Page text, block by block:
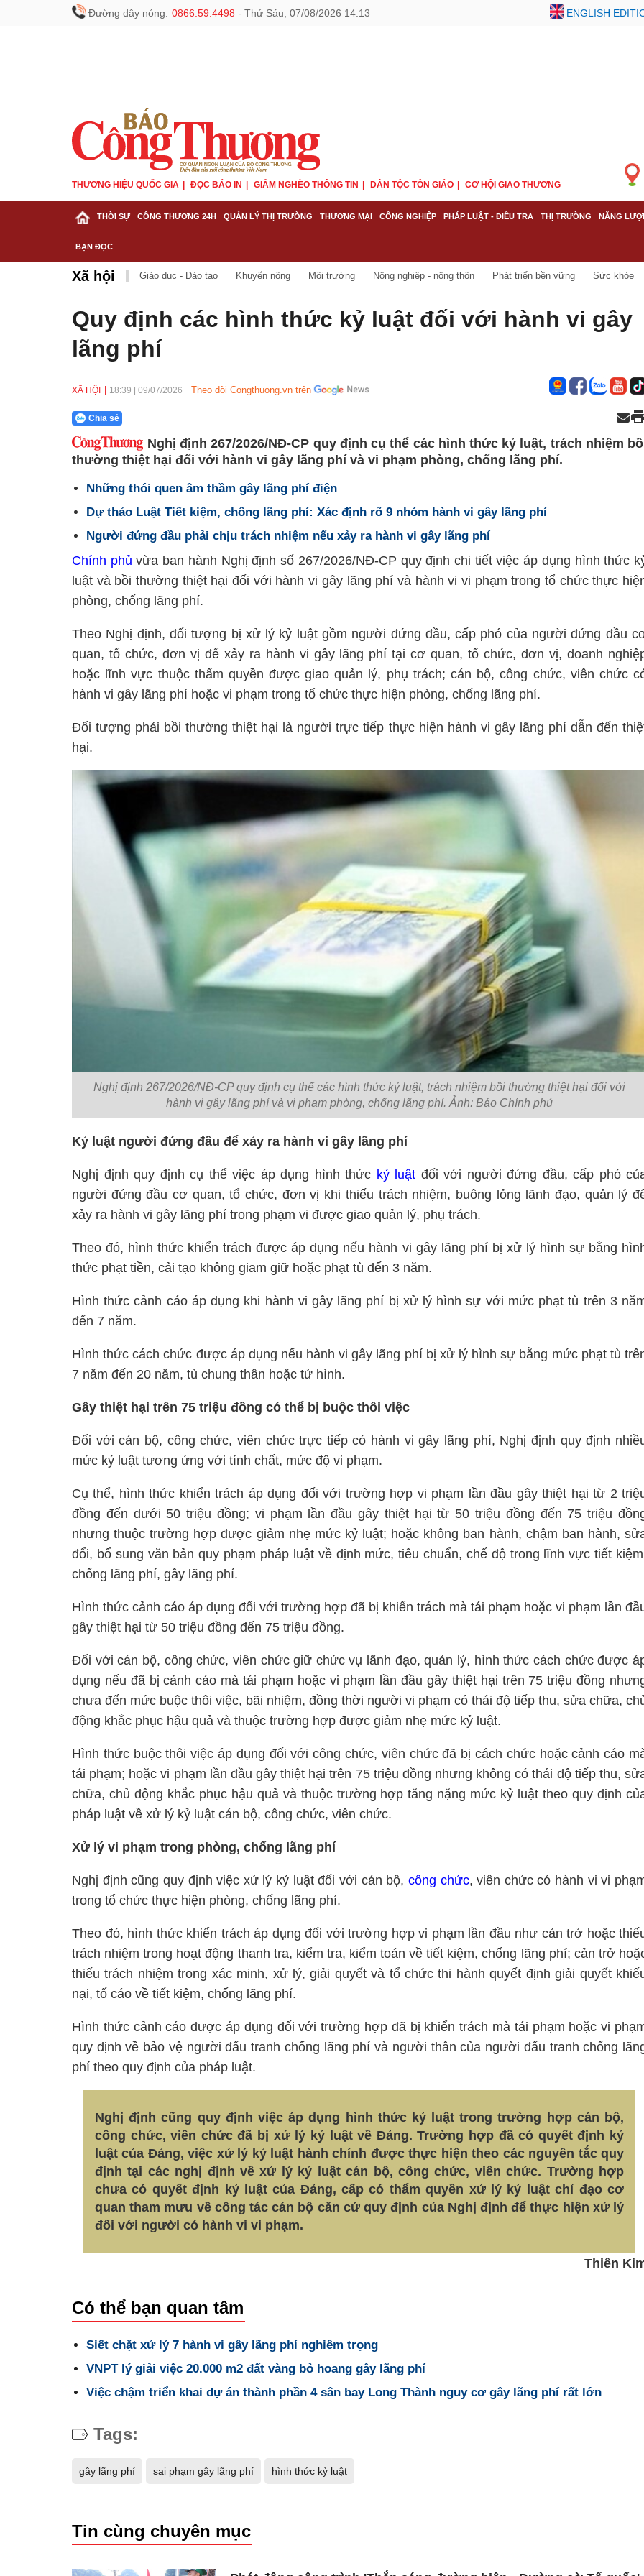
Đường dây nóng: 0866.59.4498 - Thứ Sáu, 07/08/2026 14:13 ENGLISH
THƯƠNG HIỆU QUỐC GIA ĐỌC BÁO IN GIẢM NGHÈO THÔNG TIN DÂN TỘC TÔN GIÁO CƠ HỘI GIAO THƯƠNG
THỜI SỰ CÔNG THƯƠNG 24H QUẢN LÝ THỊ TRƯỜNG THƯƠNG MẠI CÔNG NGHIỆP PHÁP LUẬT - ĐIỀU TRA THỊ TRƯỜNG NĂNG
BẠN ĐỌC
Xã hội Giáo dục - Đào tạo Khuyến nông Môi trường Nông nghiệp - nông thôn Phát triển bền vững Sức khỏe
Quy định các hình thức kỷ luật đối với hành vi gây
lãng phí
XÃ HỘI 18:39 09/07/2026 Theo dõi Congthuong.vn trên
Chia sẻ
Nghị định 267/2026/NĐ-CP quy định cụ thể các hình thức kỷ luật, trách nhiệm
thường thiệt hại đối với hành vi gây lãng phí và vi phạm phòng, chống lãng phí.
Những thói quen âm thầm gây lãng phí điện
Dự thảo Luật Tiết kiệm, chống lãng phí: Xác định rõ 9 nhóm hành vi gây lãng phí
Người đứng đầu phải chịu trách nhiệm nếu xảy ra hành vi gây lãng phí
Chính phủ vừa ban hành Nghị định số 267/2026/NĐ-CP quy định chi tiết việc áp dụng hình thức
luật và bồi thường thiệt hại đối với hành vi gây lãng phí và hành vi vi phạm trong tổ chức thực
phòng, chống lãng phí.
Theo Nghị định, đối tượng bị xử lý kỷ luật gồm người đứng đầu, cấp phó của người đứng đầu
quan, tổ chức, đơn vị để xảy ra hành vi gây lãng phí tại cơ quan, tổ chức, đơn vị, doanh
hoặc lĩnh vực thuộc thẩm quyền được giao quản lý, phụ trách; cán bộ, công chức, viên chức
hành vi gây lãng phí hoặc vi phạm trong tổ chức thực hiện phòng, chống lãng phí.
Đối tượng phải bồi thường thiệt hại là người trực tiếp thực hiện hành vi gây lãng phí dẫn đến
hại.
Nghị định 267/2026/NĐ-CP quy định cụ thể các hình thức kỷ luật, trách nhiệm bồi thường thiệt hại đối với
hành vi gây lãng phí và vi phạm phòng, chống lãng phí. Ảnh: Báo Chính phủ
Kỷ luật người đứng đầu để xảy ra hành vi gây lãng phí
Nghị định quy định cụ thể việc áp dụng hình thức kỷ luật đối với người đứng đầu, cấp phó
người đứng đầu cơ quan, tổ chức, đơn vị khi thiếu trách nhiệm, buông lỏng lãnh đạo, quản lý
xảy ra hành vi gây lãng phí trong phạm vi được giao quản lý, phụ trách.
Theo đó, hình thức khiển trách được áp dụng nếu hành vi gây lãng phí bị xử lý hình sự bằng
thức phạt tiền, cải tạo không giam giữ hoặc phạt tù đến 3 năm.
Hình thức cảnh cáo áp dụng khi hành vi gây lãng phí bị xử lý hình sự với mức phạt tù trên 3
đến 7 năm.
Hình thức cách chức được áp dụng nếu hành vi gây lãng phí bị xử lý hình sự bằng mức phạt tù
7 năm đến 20 năm, tù chung thân hoặc tử hình.
Gây thiệt hại trên 75 triệu đồng có thể bị buộc thôi việc
Đối với cán bộ, công chức, viên chức trực tiếp có hành vi gây lãng phí, Nghị định quy định
mức kỷ luật tương ứng với tính chất, mức độ vi phạm.
Cụ thể, hình thức khiển trách áp dụng đối với trường hợp vi phạm lần đầu gây thiệt hại từ 2
đồng đến dưới 50 triệu đồng; vi phạm lần đầu gây thiệt hại từ 50 triệu đồng đến 75 triệu
nhưng thuộc trường hợp được giảm nhẹ mức kỷ luật; hoặc không ban hành, chậm ban hành,
đổi, bổ sung văn bản quy phạm pháp luật về định mức, tiêu chuẩn, chế độ trong lĩnh vực tiết
chống lãng phí, gây lãng phí.
Hình thức cảnh cáo áp dụng đối với trường hợp đã bị khiển trách mà tái phạm hoặc vi phạm lần
gây thiệt hại từ 50 triệu đồng đến 75 triệu đồng.
Đối với cán bộ, công chức, viên chức giữ chức vụ lãnh đạo, quản lý, hình thức cách chức được
dụng nếu đã bị cảnh cáo mà tái phạm hoặc vi phạm lần đầu gây thiệt hại trên 75 triệu đồng
chưa đến mức buộc thôi việc, bãi nhiệm, đồng thời người vi phạm có thái độ tiếp thu, sửa chữa,
động khắc phục hậu quả và thuộc trường hợp được giảm nhẹ mức kỷ luật.
Hình thức buộc thôi việc áp dụng đối với công chức, viên chức đã bị cách chức hoặc cảnh cáo
tái phạm; hoặc vi phạm lần đầu gây thiệt hại trên 75 triệu đồng nhưng không có thái độ tiếp thu,
chữa, chủ động khắc phục hậu quả và thuộc trường hợp tăng nặng mức kỷ luật theo quy định
pháp luật về xử lý kỷ luật cán bộ, công chức, viên chức.
Xử lý vi phạm trong phòng, chống lãng phí
Nghị định cũng quy định việc xử lý kỷ luật đối với cán bộ, công chức, viên chức có hành vi vi
trong tổ chức thực hiện phòng, chống lãng phí.
Theo đó, hình thức khiển trách áp dụng đối với trường hợp vi phạm lần đầu như cản trở hoặc
trách nhiệm trong hoạt động thanh tra, kiểm tra, kiểm toán về tiết kiệm, chống lãng phí; cản trở
thiếu trách nhiệm trong xác minh, xử lý, giải quyết và tổ chức thi hành quyết định giải quyết
nại, tố cáo về tiết kiệm, chống lãng phí.
Hình thức cảnh cáo được áp dụng đối với trường hợp đã bị khiển trách mà tái phạm hoặc vi
quy định về bảo vệ người đấu tranh chống lãng phí và người thân của người đấu tranh chống
phí theo quy định của pháp luật.
Nghị định cũng quy định việc áp dụng hình thức kỷ luật trong trường hợp cán bộ,
công chức, viên chức đã bị xử lý kỷ luật về Đảng. Trường hợp đã có quyết định kỷ
luật của Đảng, việc xử lý kỷ luật hành chính được thực hiện theo các nguyên tắc quy
định tại các nghị định về xử lý kỷ luật cán bộ, công chức, viên chức. Trường hợp
chưa có quyết định kỷ luật của Đảng, cấp có thẩm quyền xử lý kỷ luật chỉ đạo cơ
quan tham mưu về công tác cán bộ căn cứ quy định của Nghị định để thực hiện xử lý
đối với người có hành vi vi phạm.
Thiên
Có thể bạn quan tâm
Siết chặt xử lý 7 hành vi gây lãng phí nghiêm trọng
VNPT lý giải việc 20.000 m2 đất vàng bỏ hoang gây lãng phí
Việc chậm triển khai dự án thành phần 4 sân bay Long Thành nguy cơ gây lãng phí rất lớn
Tags:
gây lãng phí sai phạm gây lãng phí hình thức kỷ luật
Tin cùng chuyên mục